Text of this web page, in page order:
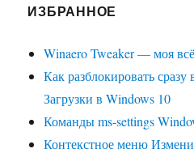
ИЗБРАННОЕ
Winaero Tweaker — моя
Как разблокировать
Загрузки в Windows 10
Команды ms-settings
Контекстное меню